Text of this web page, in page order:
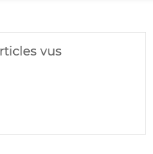
vus